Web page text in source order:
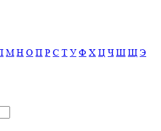
М Н О П Р С Т У Ф Х Ц Ч Ш Щ Э